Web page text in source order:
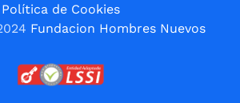
Política de Cookies
Fundacion Hombres Nuevos